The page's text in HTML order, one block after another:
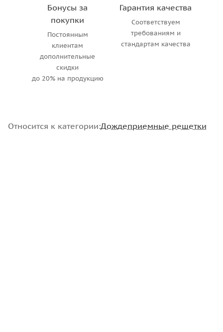
Бонусы за
покупки
Постоянным
клиентам
дополнительные
скидки
до 20% на продукцию
Гарантия качества
Соответствуем
требованиям и
стандартам качества
Относится к категории:Дождеприемные решетки